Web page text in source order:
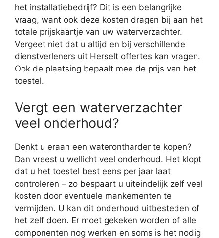
het installatiebedrijf? Dit is een belangrijke
vraag, want ook deze kosten dragen bij aan het
totale prijskaartje van uw waterverzachter.
Vergeet niet dat u altijd en bij verschillende
dienstverleners uit Herselt offertes kan vragen.
Ook de plaatsing bepaalt mee de prijs van het
toestel.
Vergt een waterverzachter
veel onderhoud?
Denkt u eraan een waterontharder te kopen?
Dan vreest u wellicht veel onderhoud. Het klopt
dat u het toestel best eens per jaar laat
controleren – zo bespaart u uiteindelijk zelf veel
kosten door eventuele mankementen te
vermijden. U kan dit onderhoud uitbesteden of
het zelf doen. Er moet gekeken worden of alle
componenten nog werken en soms is het nodig